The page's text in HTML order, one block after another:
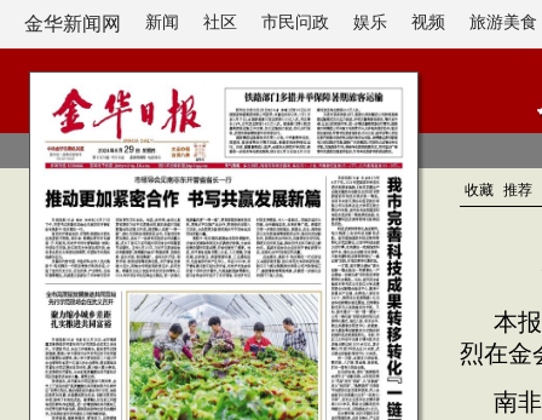
金华新闻网 新闻 社区 市民问政 娱乐 视频 旅游美食
收藏 推荐
本
烈在金
南